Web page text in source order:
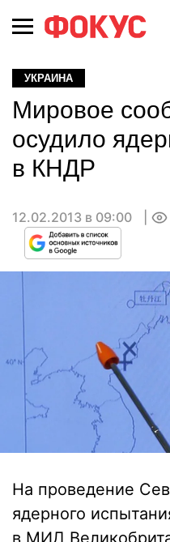
УКРАИНА
Мировое
осудило
в КНДР
12.02.2013 в 09:00
На проведение
ядерного
в МИД